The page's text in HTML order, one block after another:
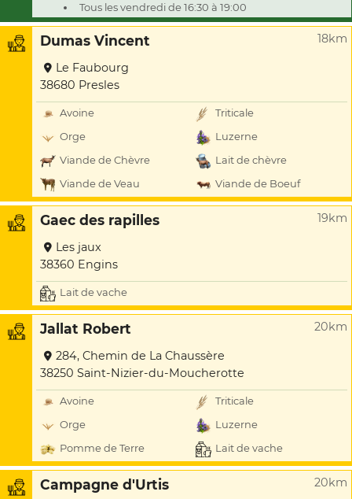
Tous les vendredi de 16:30 à 19:00
Dumas Vincent 18km
Le Faubourg
38680 Presles
Avoine
Triticale
Orge
Luzerne
Viande de Chèvre
Lait de chèvre
Viande de Veau
Viande de Boeuf
Gaec des rapilles 19km
Les jaux
38360 Engins
Lait de vache
Jallat Robert 20km
284, Chemin de La Chaussère
38250 Saint-Nizier-du-Moucherotte
Avoine
Triticale
Orge
Luzerne
Pomme de Terre
Lait de vache
Campagne d'Urtis 20km